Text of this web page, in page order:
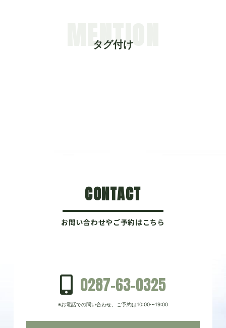
MENTION
タグ付け
CONTACT
お問い合わせやご予約はこちら
0287-63-0325
※お電話での問い合わせ、ご予約は10:00〜19:00